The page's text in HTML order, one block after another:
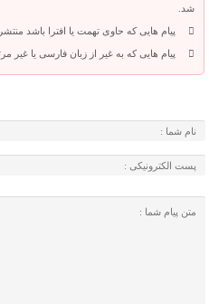
شد.
پیام هایی که حاوی تهمت یا افترا باشد
پیام هایی که به غیر از زبان فارسی یا غیر